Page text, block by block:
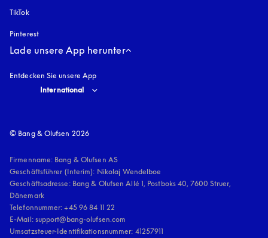
TikTok
Pinterest
Lade unsere App herunter
Entdecken Sie unsere App
Select country and language
International
© Bang & Olufsen 2026
Firmenname: Bang & Olufsen AS
Geschäftsführer (Interim): Nikolaj Wendelboe
Geschäftsadresse: Bang & Olufsen Allé 1, Postboks 40, 7600 Struer,
Dänemark
Telefonnummer: +45 96 84 11 22
E-Mail: support@bang-olufsen.com
Umsatzsteuer-Identifikationsnummer: 41257911